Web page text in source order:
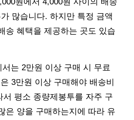
많습니다. 하지만 특정 금액
송 혜택을 제공하는 곳도 있습
는 2만원 이상 구매 시 무료
3만원 이상 구매해야 배송비
서 평소 종량제봉투를 자주 구
은 양을 구매하는지에 따라 유